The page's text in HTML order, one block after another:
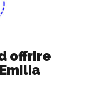
offrire